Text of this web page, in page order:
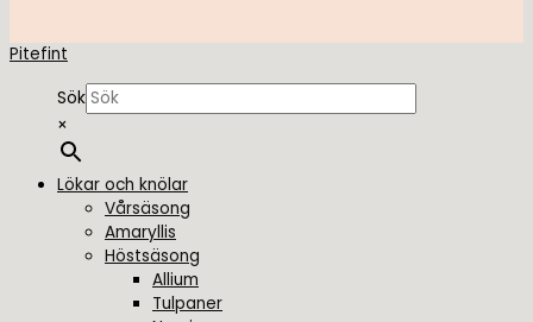
Pitefint
Sök
×
Lökar och knölar
Vårsäsong
Amaryllis
Höstsäsong
Allium
Tulpaner